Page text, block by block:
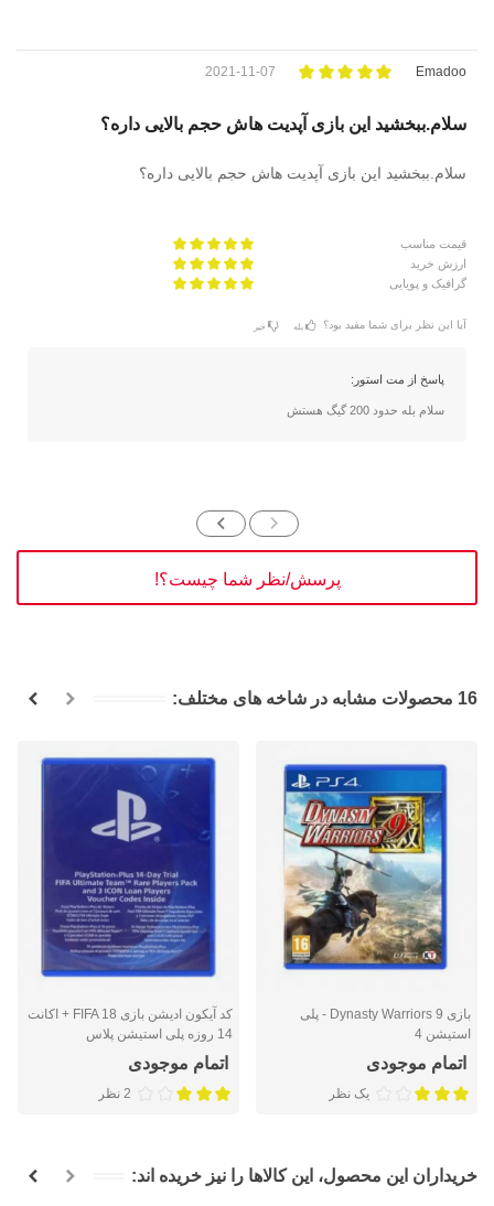
Emadoo
2021-11-07
سلام.ببخشید این بازی آپدیت هاش حجم بالایی داره؟
سلام.ببخشید این بازی آپدیت هاش حجم بالایی داره؟
قیمت مناسب
ارزش خرید
گرافیک و پویایی
آیا این نظر برای شما مفید بود؟ بله خیر
پاسخ از مت استور:
سلام بله حدود 200 گیگ هستش
پرسش/نظر شما چیست؟!
16 محصولات مشابه در شاخه های مختلف:
بازی Dynasty Warriors 9 - پلی
استیشن 4
اتمام موجودی
یک نظر
کد آیکون ادیشن بازی FIFA 18 + اکانت
14 روزه پلی استیشن پلاس
اتمام موجودی
2 نظر
خریداران این محصول، این کالاها را نیز خریده اند: